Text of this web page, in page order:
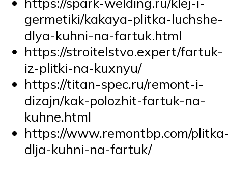
germetiki/kakaya-plitka-luchshe-
dlya-kuhni-na-fartuk.html
https://stroitelstvo.expert/fartuk-
iz-plitki-na-kuxnyu/
https://titan-spec.ru/remont-i-
dizajn/kak-polozhit-fartuk-na-
kuhne.html
https://www.remontbp.com/
dlja-kuhni-na-fartuk/